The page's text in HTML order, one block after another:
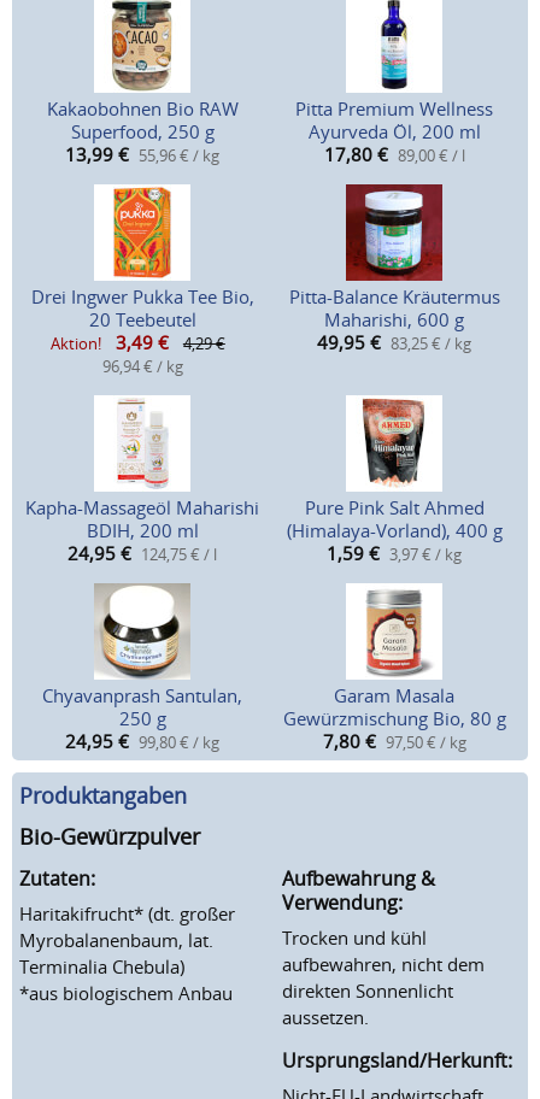
Kakaobohnen Bio RAW
Superfood, 250 g
13,99 € 55,96 € / kg
Pitta Premium Wellness
Ayurveda Öl, 200 ml
17,80 € 89,00 € / l
Drei Ingwer Pukka Tee Bio,
20 Teebeutel
Aktion! 3,49 €
4,29 €
96,94 € / kg
Pitta-Balance Kräutermus
Maharishi, 600 g
49,95 € 83,25 € / kg
Kapha-Massageöl Maharishi
BDIH, 200 ml
24,95 € 124,75 € / l
Pure Pink Salt Ahmed
(Himalaya-Vorland), 400 g
1,59 € 3,97 € / kg
Chyavanprash Santulan,
250 g
24,95 € 99,80 € / kg
Garam Masala
Gewürzmischung Bio, 80 g
7,80 € 97,50 € / kg
Produktangaben
Bio-Gewürzpulver
Zutaten:
Haritakifrucht* (dt. großer
Myrobalanenbaum, lat.
Terminalia Chebula)
*aus biologischem Anbau
Aufbewahrung &
Verwendung:
Trocken und kühl
aufbewahren, nicht dem
direkten Sonnenlicht
aussetzen.
Ursprungsland/Herkunft: